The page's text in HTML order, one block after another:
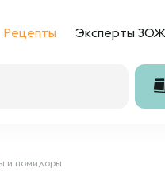
Рецепты Эксперты ЗОЖ
и помидоры